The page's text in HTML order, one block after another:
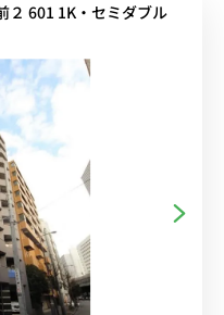
２ 601 1K・セミダブル